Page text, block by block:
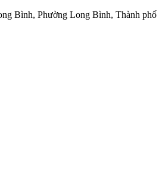
Bình, Phường Long Bình, Thành